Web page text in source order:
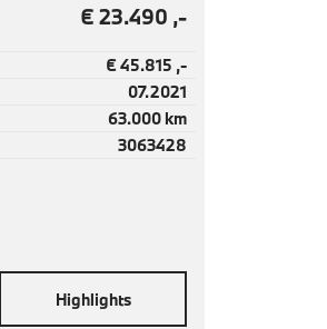
€ 23.490 ,-
€ 45.815 ,-
07.2021
63.000 km
3063428
Highlights